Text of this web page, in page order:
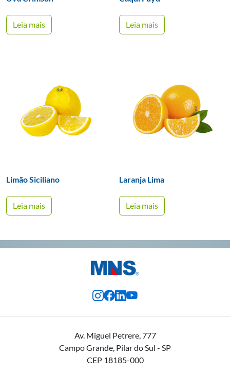
Leia mais Leia mais
Limão Siciliano
Leia mais
Laranja Lima
Leia mais
Av. Miguel Petrere, 777
Campo Grande, Pilar do Sul - SP
CEP 18185-000